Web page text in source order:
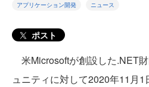
アプリケーション開発 ニュース
ポスト
米Microsoftが創設した.NET
ュニティに対して2020年11月